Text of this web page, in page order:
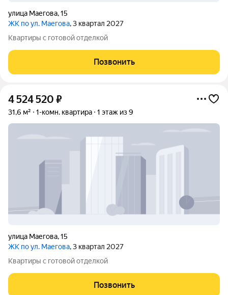
улица Маегова,15
ЖК по ул. Маегова, 3 квартал 2027
Квартиры с готовой отделкой
Позвонить
4 524 520 ₽
31,6 м² 1-комн. квартира 1 этаж из 9
улица Маегова,15
ЖК по ул. Маегова, 3 квартал 2027
Квартиры с готовой отделкой
Позвонить